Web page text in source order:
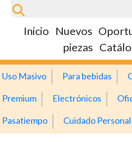
Inicio Nuevos
piezas
Uso Masivo Para bebidas
Premium Electrónicos
Pasatiempo Cuidado Personal